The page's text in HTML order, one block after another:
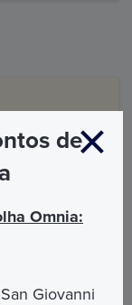
inde
Omnia:
Giovanni